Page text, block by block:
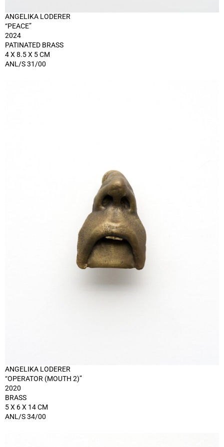
ANGELIKA LODERER
“PEACE”
2024
PATINATED BRASS
4 X 8.5 X 5 CM
ANL/S 31/00
ANGELIKA LODERER
“OPERATOR (MOUTH 2)”
2020
BRASS
5 X 6 X 14 CM
ANL/S 34/00